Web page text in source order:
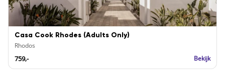
Casa Cook Rhodes (Adults Only)
Rhodos
759,- Bekijk